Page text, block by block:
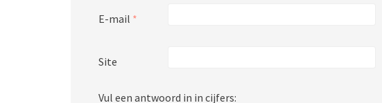
E-mail *
Site
Vul een antwoord in in cijfers: